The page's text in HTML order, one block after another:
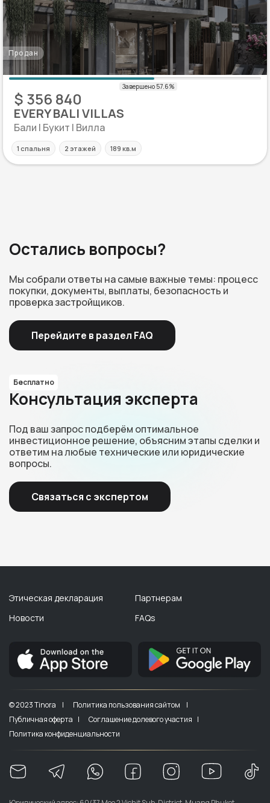
Продан
$ 356 840
EVERY BALI VILLAS
Бали | Букит | Вилла
1 спальня 2 этажей 189 кв.м
Остались вопросы?
Мы собрали ответы на самые важные темы: процесс
покупки, документы, выплаты, безопасность и
проверка застройщиков.
Перейдите в раздел FAQ
Бесплатно
Консультация эксперта
Под ваш запрос подберём оптимальное
инвестиционное решение, объясним этапы сделки и
ответим на любые технические или юридические
вопросы.
Связаться с экспертом
Этическая декларация
Новости
Партнерам
FAQs
© 2023 Tinora |
Политика пользования сайтом |
Публичная оферта |
Соглашение долевого участия |
Политика конфиденциальности